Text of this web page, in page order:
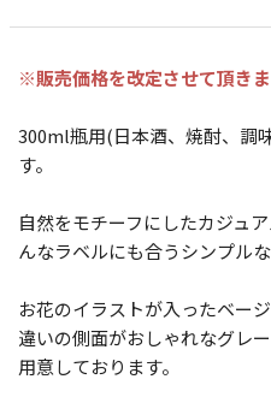
※販売価格を改定させて頂き
300ml瓶用(日本酒、焼酎、調
す。
自然をモチーフにしたカジュ
んなラベルにも合うシンプルな
お花のイラストが入ったベー
違いの側面がおしゃれなグレ
用意しております。